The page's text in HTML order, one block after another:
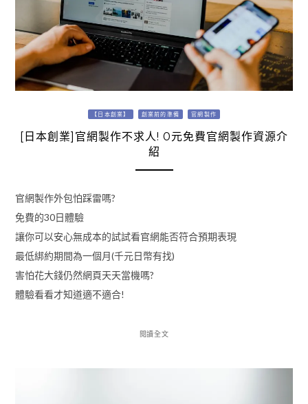
【日本創業】 創業前的準備 官網製作
[日本創業]官網製作不求人! 0元免費官網製作資源介
紹
官網製作外包怕踩雷嗎?
免費的30日體驗
讓你可以安心無成本的試試看官網能否符合預期表現
最低綁約期間為一個月(千元日幣有找)
害怕花大錢仍然網頁天天當機嗎?
體驗看看才知道適不適合!
閱讀全文